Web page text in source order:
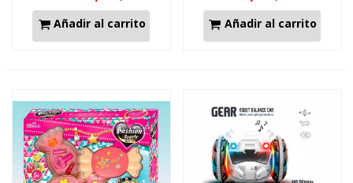
Añadir al carrito Añadir al carrito